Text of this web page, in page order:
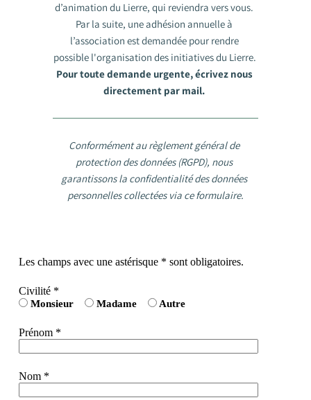
d’animation du Lierre, qui reviendra vers vous.
Par la suite, une adhésion annuelle à
l’association est demandée pour rendre
Pour toute demande urgente, écrivez nous
directement par mail.
Conformément au règlement général de
protection des données (RGPD), nous
garantissons la confidentialité des données
personnelles collectées via ce formulaire.
Les champs avec une astérisque * sont obligatoires.
Civilité *
Monsieur Madame Autre
Prénom *
Nom *